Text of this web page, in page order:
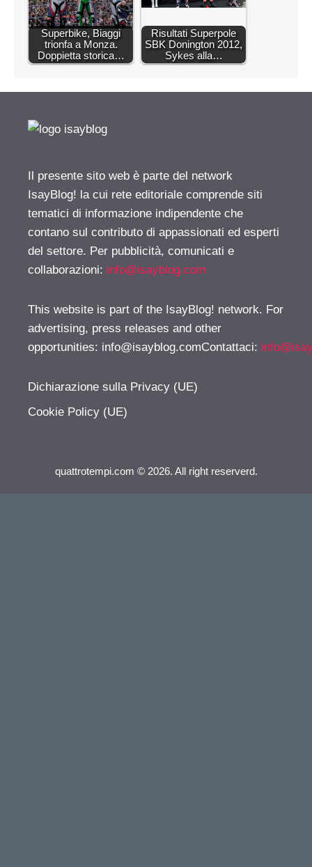
Superbike, Biaggi
trionfa a Monza.
Doppietta storica…
Risultati Superpole
SBK Donington 2012,
Sykes alla…
Il presente sito web è parte del network
IsayBlog! la cui rete editoriale comprende siti
tematici di informazione indipendente che
contano sul contributo di appassionati ed esperti
del settore. Per pubblicità, comunicati e
collaborazioni: info@isayblog.com
This website is part of the IsayBlog! network. For
advertising, press releases and other
opportunities: info@isayblog.comContattaci:
Dichiarazione sulla Privacy (UE)
Cookie Policy (UE)
quattrotempi.com © 2026. All right reserverd.